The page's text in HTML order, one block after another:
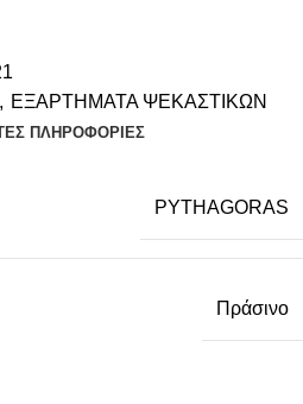
, ΕΞΑΡΤΗΜΑΤΑ ΨΕΚΑΣΤΙΚΩΝ
ΠΛΗΡΟΦΟΡΊΕΣ
PYTHAGORAS
Πράσινο